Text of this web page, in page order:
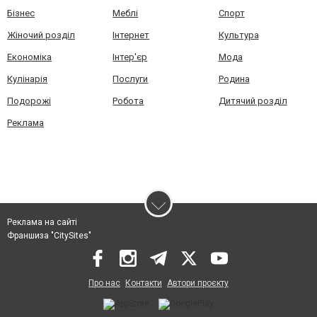
Бізнес Меблі Спорт
Жіночий розділ Інтернет Культура
Економіка Інтер'єр Мода
Кулінарія Послуги Родина
Подорожі Робота Дитячий розділ
Реклама
Реклама на сайті
Франшиза "CitySites"
Про нас Контакти Автори проєкту